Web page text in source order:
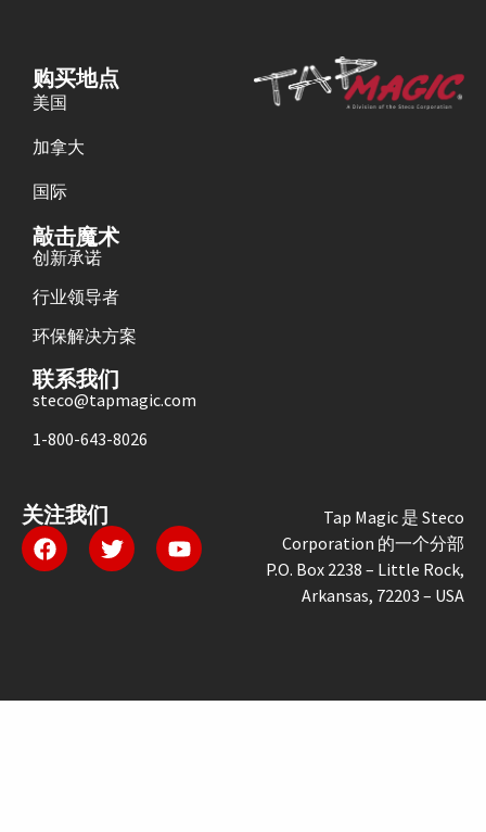
购买地点
美国
加拿大
国际
敲击魔术
创新承诺
行业领导者
环保解决方案
联系我们
steco@tapmagic.com
1-800-643-8026
关注我们
Tap Magic 是 Steco
Corporation 的一个分部
P.O. Box 2238 – Little Rock,
Arkansas, 72203 – USA